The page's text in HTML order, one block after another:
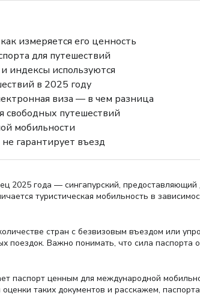
измеряется его ценность
для путешествий
индексы используются
в 2025 году
виза — в чем разница
свободных путешествий
мобильности
гарантирует въезд
2025 года — сингапурский,
туристическая мобильность в
стран с безвизовым въездом или
поездок. Важно понимать, что сила паспорта
паспорт ценным для международной
таких документов и расскажем,